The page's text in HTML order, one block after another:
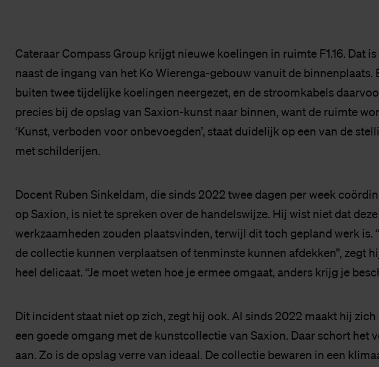
Cateraar Compass Group krijgt nieuwe koelingen in ruimte F1.16. Dat
naast de ingang van het Ko Wierenga-gebouw vanuit de binnenplaats.
buiten twee tijdelijke koelingen neergezet, en de stroomkabels
precies bij de opslag van Saxion-kunst naar binnen, want de ruimte
‘Kunst, verboden voor onbevoegden’, staat duidelijk op een van de
met schilderijen.
Docent Ruben Sinkeldam, die sinds 2022 twee dagen per week
op Saxion, is niet te spreken over de handelswijze. Hij wist niet dat deze
werkzaamheden zouden plaatsvinden, terwijl dit toch gepland werk is.
de collectie kunnen verplaatsen of tenminste kunnen afdekken”, zegt
heel delicaat. “Je moet weten hoe je ermee omgaat, anders krijg je
Dit incident staat niet op zich, zegt hij ook. Al sinds 2022 maakt hij
een goede omgang met de kunstcollectie van Saxion. Daar schort het
aan. Zo is de opslag verre van ideaal. De collectie bewaren in een